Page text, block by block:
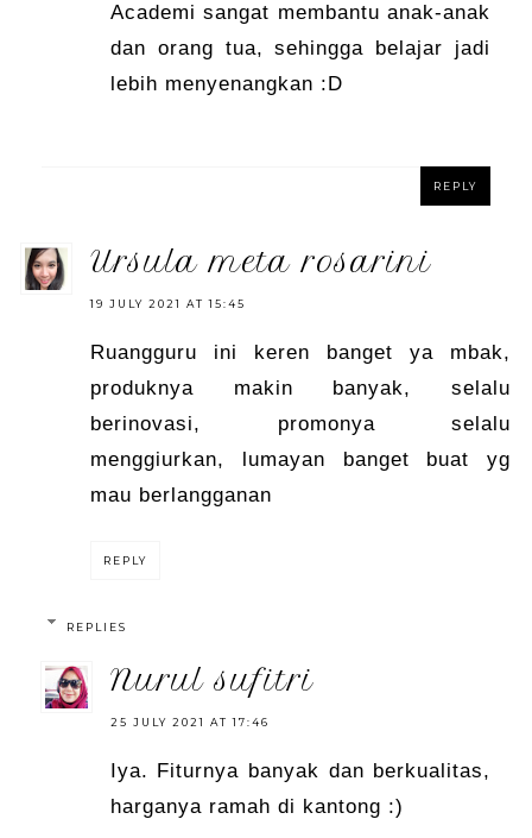
Academi sangat membantu anak-anak
dan orang tua, sehingga belajar jadi
lebih menyenangkan :D
REPLY
ursula meta rosarini
19 JULY 2021 AT 15:45
Ruangguru ini keren banget ya mbak,
produknya makin banyak, selalu
berinovasi, promonya selalu
menggiurkan, lumayan banget buat yg
mau berlangganan
REPLY
REPLIES
nurul sufitri
25 JULY 2021 AT 17:46
Iya. Fiturnya banyak dan berkualitas,
harganya ramah di kantong :)